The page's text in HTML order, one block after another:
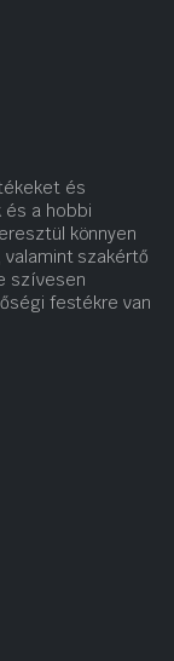
és
és a hobbi
könnyen
szakértő
szívesen
festékre van